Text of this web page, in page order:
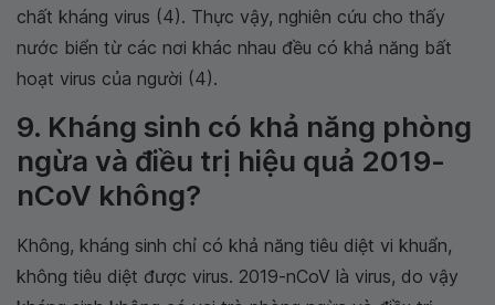
chất kháng virus (4). Thực vậy, nghiên cứu cho thấy
nước biển từ các nơi khác nhau đều có khả năng bất
hoạt virus của người (4).
9. Kháng sinh có khả năng phòng
ngừa và điều trị hiệu quả 2019-
nCoV không?
Không, kháng sinh chỉ có khả năng tiêu diệt vi khuẩn,
không tiêu diệt được virus. 2019-nCoV là virus, do vậy